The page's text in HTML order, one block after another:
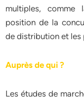
multiples,
position de la
de distribution et les
Auprès de qui ?
Les études de